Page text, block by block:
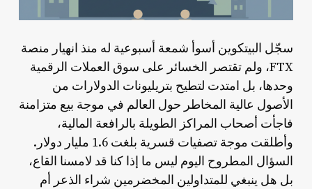
سجّل البيتكوين أسوأ شمعة أسبوعية له منذ انهيار منصة
FTX، ولم تقتصر الخسائر على سوق العملات الرقمية
وحدها، بل امتدت لتطيح بتريليونات الدولارات من
الأصول عالية المخاطر حول العالم في موجة بيع متزامنة
فاجأت أصحاب المراكز الطويلة بالرافعة المالية،
وأطلقت موجة تصفيات قسرية بلغت 1.6 مليار دولار.
السؤال المطروح اليوم ليس ما إذا كنا قد لامسنا القاع،
بل هل ينبغي للمتداولين المخضرمين شراء الذعر أم